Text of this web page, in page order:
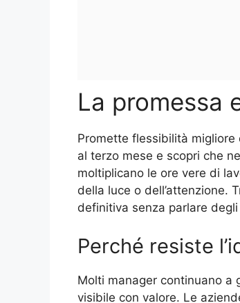
La promessa
Promette flessibilità
al terzo mese e scopri che
moltiplicano le ore vere di
della luce o dell’attenzione.
definitiva senza parlare
Perché resiste
Molti manager continuano a
visibile con valore. Le